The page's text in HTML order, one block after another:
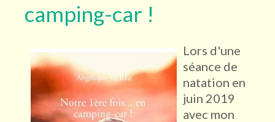
camping-car !
Lors d'une
séance de
natation en
juin 2019
avec mon